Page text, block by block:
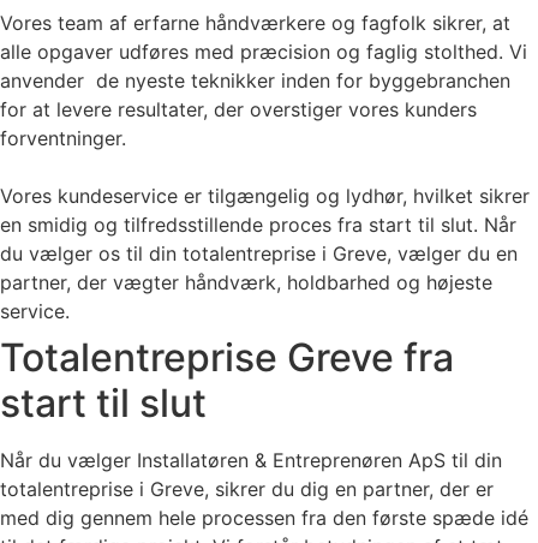
Vores team af erfarne håndværkere og fagfolk sikrer, at
alle opgaver udføres med præcision og faglig stolthed. Vi
anvender de nyeste teknikker inden for byggebranchen
for at levere resultater, der overstiger vores kunders
forventninger.
Vores kundeservice er tilgængelig og lydhør, hvilket sikrer
en smidig og tilfredsstillende proces fra start til slut. Når
du vælger os til din totalentreprise i Greve, vælger du en
partner, der vægter håndværk, holdbarhed og højeste
service.
Totalentreprise Greve fra
start til slut
Når du vælger Installatøren & Entreprenøren ApS til din
totalentreprise i Greve, sikrer du dig en partner, der er
med dig gennem hele processen fra den første spæde idé